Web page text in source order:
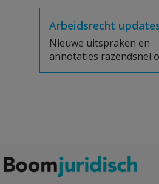
Arbeidsrecht
Nieuwe uitspraken en
annotaties razendsnel